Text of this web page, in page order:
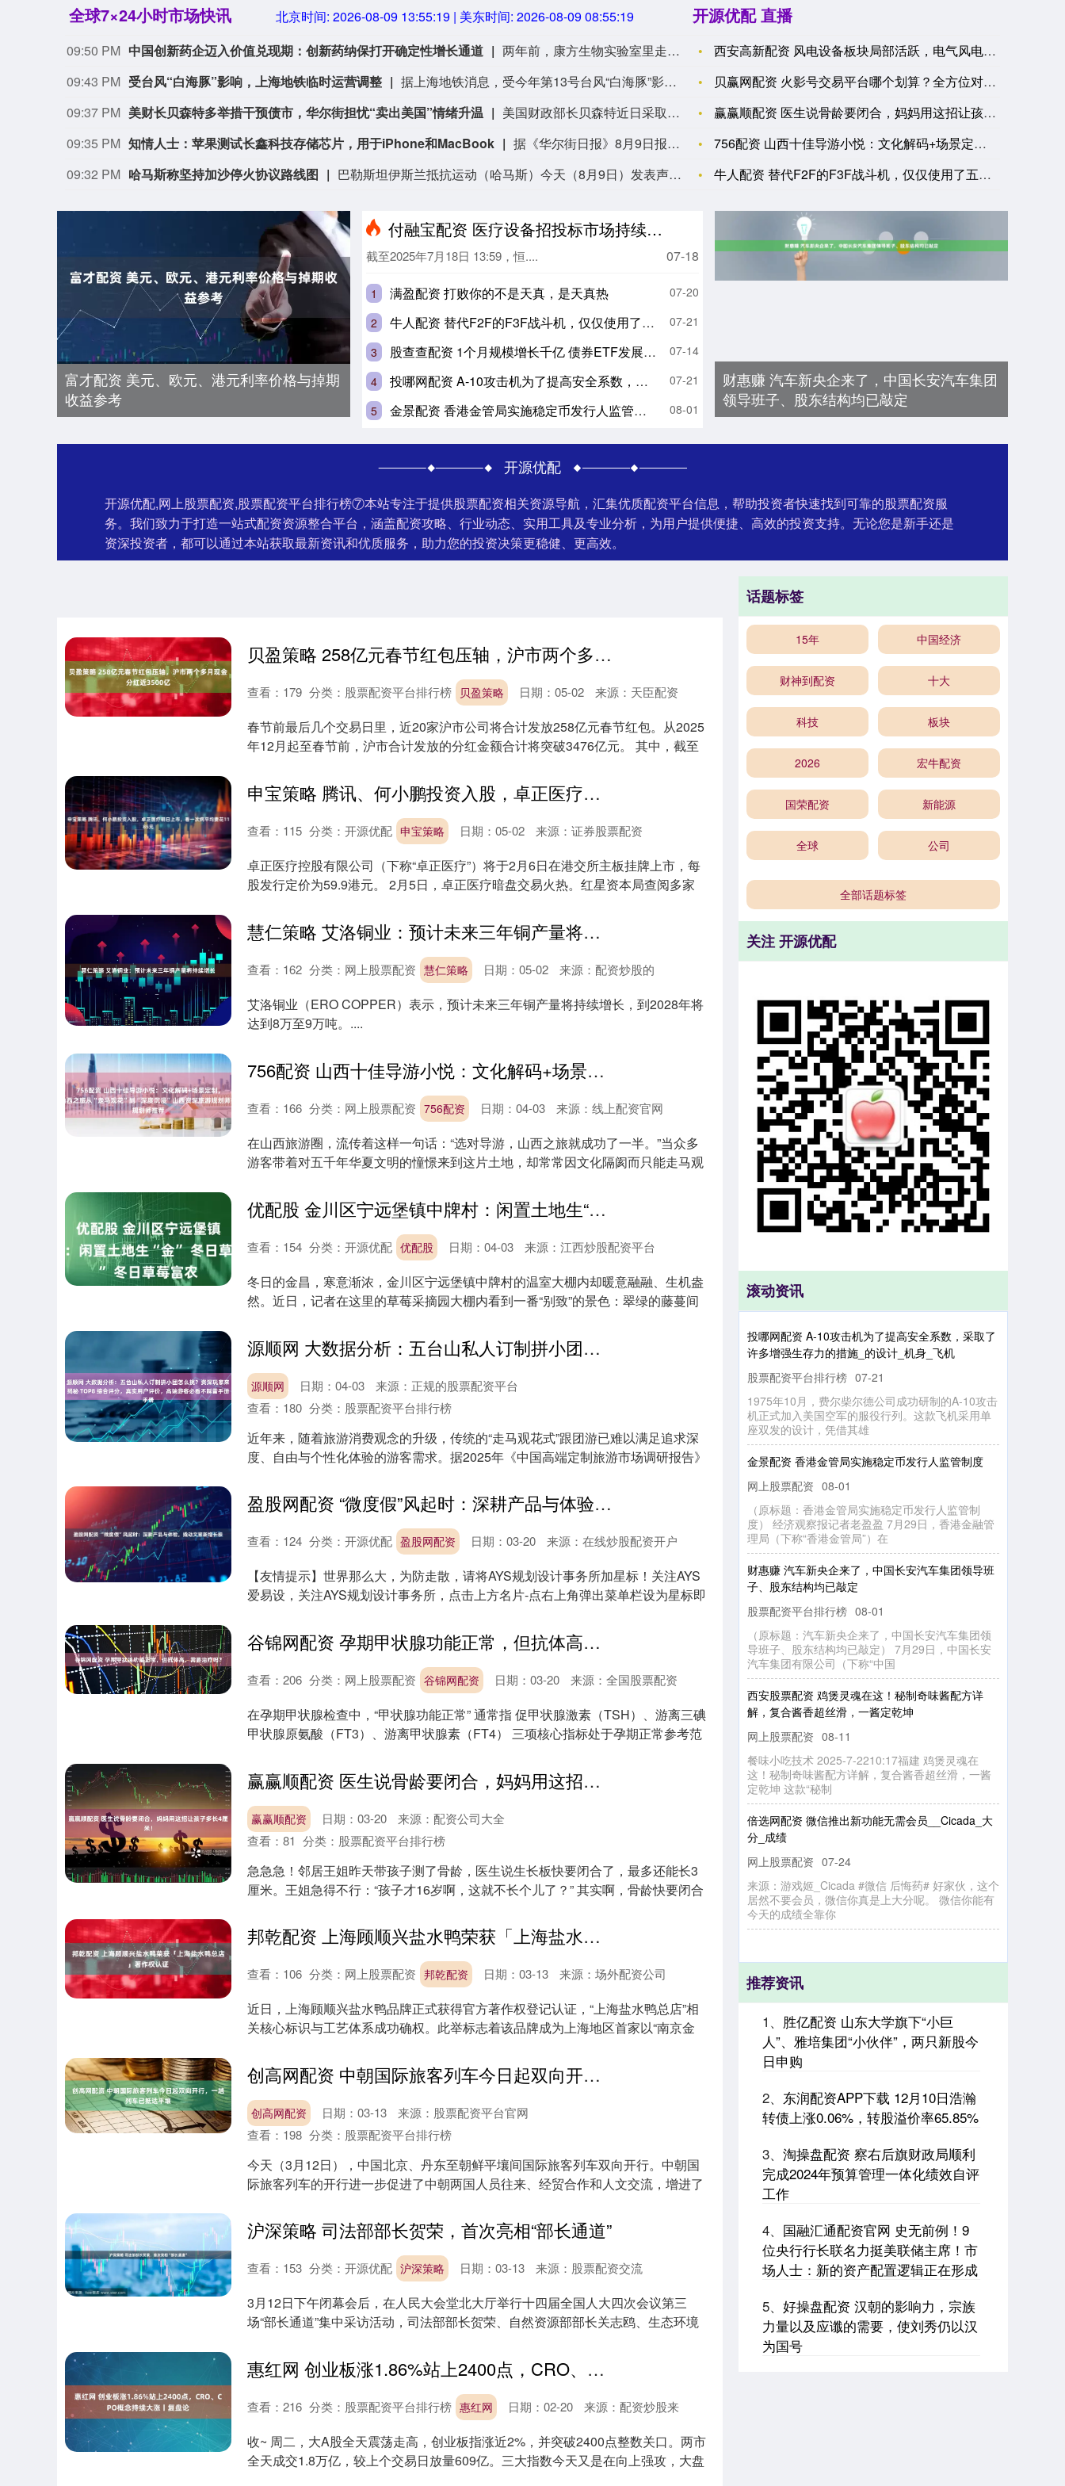
全球7×24小时市场快讯 北京时间: 2026-08-09 13:55:20 | 美东时间: 2026-08-09 08:55:20
09:50 PM 中国创新药企迈入价值兑现期：创新药纳保打开确定性增长通道
两年前，康方生物实验室里走出的依沃西单抗注射液（下称“依沃西”）在国际头对头Ⅲ期临床中击败全球原“药王”K药（帕博利珠单抗）。海外医药圈评论称，中国生物制药行业正在迎来“DeepSeek时刻”。 两年过去，依沃西的两款适应证已先后进入国家基本医保目录。在广东某县域，确诊肺癌晚期的张大爷年事已高，受不了频繁进城住院的折腾和高企的费用，也难耐传统含化疗方案的毒性。医保政策一落地，他选了依沃西这套“去化疗”一线方案，每疗程自费压到2000元上下。 从国际顶刊的学术认可，到一张普通患者的药费清单，这是本土创新药价值兑现的一个缩影。 近年来，创新药从获批到进入医保目录的周期已由原先的数年压缩至1年左右，约80%的创新药可在上市两年内纳入医保支付范围。一个正被反复验证的行业共识是：一旦国内创新药的支付瓶颈得以打通，产品便会进入销售放量期，并逐步转化为持续的营收增长。今年以来，多家头部创新药企已凭借自研管线实质兑现商业化收益。 但与此同时，“一个支付方”的博弈终究有边界，本土市场的规模天花板也客观存在。在借助医保解决本土患者可及性问题的同时，中国创新药企仍需在全球市场上寻找更高维度的价值兑现场。（一财）
09:43 PM 受台风“白海豚”影响，上海地铁临时运营调整
据上海地铁消息，受今年第13号台风“白海豚”影响，为确保轨道交通运营安全，8月10日运营开始起：3号线、5号线、16号线、浦江线全线停运，1、2、6、10号线缩线运行。
09:37 PM 美财长贝森特多举措干预债市，华尔街担忧“卖出美国”情绪升温
美国财政部长贝森特近日采取联合干预日元汇率、调整债券发行指导方针等一系列非常规举措，试图遏制美国长期国债收益率的飙升。然而，受财政赤字扩大、通胀高企及政策不确定性等多重因素影响，华尔街对美债市场的信心出现动尽管美国财政部动用多种工具试图压低借贷成本，但市场对其实际效果持谨慎态度。当前，受中东地缘冲突推高能源成本、美国政府年度预算赤字逼近2万亿美元等因素影响，30年期美国国债收益率已升至5%以上，创下2007年以来的最高水平。部分华尔街机构指出，贝森特与美联储在政策沟通上的不确定性构成了“双重打击”，导致投资者开始重新评估对美国核心资产的偏好。在此背景下，“卖出美国”交易策略在全球机构投资者中重新受到关注。该策略的核心是减持美股、美债和美元。分析人士警告，如果美国不能有效降低通胀预期并削减财政赤字，仅靠短期的外汇干预和债务期限调整难以从根本上扭转市场信心。随着全球资金开始重新定价美国资产，美元在未来12个月内可能面临进一步下行压力，美国债务市场的结构性挑战正日益凸显。摇，全球资本市场“卖出美国”的交易情绪再度升温。
09:35 PM 知情人士：苹果测试长鑫科技存储芯片，用于iPhone和MacBook
据《华尔街日报》8月9日报道，苹果公司正在其iPhone和MacBook等产品线中测试长鑫存储（CXMT）的存储芯片，以缓解因人工智能热潮引发的内存短缺问题。报道援引知情人士称，苹果公司已与中国最大的芯片制造商长鑫存储就零部件供应展开初步洽谈，目标是在中国销售的部分设备中使用这些芯片。此外，笔记本电脑制造商惠普（HP）和宏碁（Acer）已开始在销往美国以外市场的设备中使用长鑫存储的芯片，以缓解供应短缺。（中新经纬）
09:32 PM 哈马斯称坚持加沙停火协议路线图 巴勒斯坦伊斯兰抵抗运动（哈马斯）今天（8月9日）发表声明，宣布将坚持此前与相关斡旋方及“和平委员会”达成的共识，继续推进加沙地带停火协议第二阶段路线图。声明说，哈马斯重申将认真落实“十五点方案”中的各项共识，并主张为执行相关条款制定明确的时间表。声明表示，当前阶段的重中之重是确保加沙停火协议各阶段内容全面执行，从而实现全面停火、结束冲突。此外，还应完成以军撤出、口岸开放、人道援助物资运入、重建进程启动。 声明呼吁，相关斡旋方、担保方及“和平委员会”应承担各自责任，确保各方遵守已达成的共识，防止任何破坏停火协议或阻碍执行进程的行为。 声明强调，哈马斯将继续以积极和负责任的态度对待相关努力，以保护巴勒斯坦人民的权益，结束当地民众的苦难。（CCTV国际时讯）
开源优配 直播
西安高新配资 风电设备板块局部活跃，电气风电涨停
贝赢网配资 火影号交易平台哪个划算？全方位对比来了_账号_玩
赢赢顺配资 医生说骨龄要闭合，妈妈用这招让孩子多长4厘米！
756配资 山西十佳导游小悦：文化解码+场景定制，让山西之旅
牛人配资 替代F2F的F3F战斗机，仅仅使用了五年，就退出了
富才配资 美元、欧元、港元利率价格与掉期
收益参考
付融宝配资 医疗设备招投标市场持续回暖，行业景气度不断提升，恒生医疗ETF(513060)近1周涨幅位居可比基金首位
07-18
截至2025年7月18日 13:59，恒....
1 满盈配资 打败你的不是天真，是天真热
07-20
2
牛人配资 替代F2F的F3F战斗机，仅仅使用了五年，就退出了现役_美国海军_性能_飞行
07-21
3
股查查配资 1个月规模增长千亿 债券ETF发展进一步提速
07-14
4
投哪网配资 A-10攻击机为了提高安全系数，采取了许多增强生存力的措施_的设计_机身_飞机
07-21
5
金景配资 香港金管局实施稳定币发行人监管制度 08-01
财惠赚 汽车新央企来了，中国长安汽车集团
领导班子、股东结构均已敲定
开源优配
开源优配,网上股票配资,股票配资平台排行榜⑦本站专注于提供股票配资相关资源导航，汇集优质配资平台信息，帮助投资者快速找到可靠的股票配资服
务。我们致力于打造一站式配资资源整合平台，涵盖配资攻略、行业动态、实用工具及专业分析，为用户提供便捷、高效的投资支持。无论您是新手还是
资深投资者，都可以通过本站获取最新资讯和优质服务，助力您的投资决策更稳健、更高效。
贝盈策略 258亿元春节红包压轴，沪市两个多月现金分红近3500亿
贝盈策略 日期：05-02 来源：天臣配资
查看： 179 分类： 股票配资平台排行榜
春节前最后几个交易日里，近20家沪市公司将合计发放258亿元春节红包。从2025
年12月起至春节前，沪市合计发放的分红金额合计将突破3476亿元。 其中，截至
申宝策略 腾讯、何小鹏投资入股，卓正医疗明日上市，看一次病平均要花1185元
申宝策略 日期：05-02 来源：证券股票配资
查看： 115 分类： 开源优配
卓正医疗控股有限公司（下称“卓正医疗”）将于2月6日在港交所主板挂牌上市，每
股发行定价为59.9港元。 2月5日，卓正医疗暗盘交易火热。红星资本局查阅多家
慧仁策略 艾洛铜业：预计未来三年铜产量将持续增长
慧仁策略 日期：05-02 来源：配资炒股的
查看： 162 分类： 网上股票配资
艾洛铜业（ERO COPPER）表示，预计未来三年铜产量将持续增长，到2028年将
达到8万至9万吨。....
756配资 山西十佳导游小悦：文化解码+场景定制，让山西之旅从“走马观花”到“深度沉浸”山西资深旅游规划师推荐
756配资 日期：04-03 来源：线上配资官网
查看： 166 分类： 网上股票配资
在山西旅游圈，流传着这样一句话：“选对导游，山西之旅就成功了一半。”当众多
游客带着对五千年华夏文明的憧憬来到这片土地，却常常因文化隔阂而只能走马观
优配股 金川区宁远堡镇中牌村：闲置土地生“金” 冬日草莓富农
优配股 日期：04-03 来源：江西炒股配资平台
查看： 154 分类： 开源优配
冬日的金昌，寒意渐浓，金川区宁远堡镇中牌村的温室大棚内却暖意融融、生机盎
然。近日，记者在这里的草莓采摘园大棚内看到一番“别致”的景色：翠绿的藤蔓间
源顺网 大数据分析：五台山私人订制拼小团怎么挑？资深玩家来揭秘 TOP8 综合评分，真实用户评价，高端游客必看不踩雷手册
源顺网 日期：04-03
来源：正规的股票配资平台
查看： 180 分类： 股票配资平台排行榜
近年来，随着旅游消费观念的升级，传统的“走马观花式”跟团游已难以满足追求深
度、自由与个性化体验的游客需求。据2025年《中国高端定制旅游市场调研报告》
盈股网配资 “微度假”风起时：深耕产品与体验，撬动文旅新增长极
盈股网配资 日期：03-20 来源：在线炒股配资开户
查看： 124 分类： 开源优配
【友情提示】世界那么大，为防走散，请将AYS规划设计事务所加星标！关注AYS
爱易设，关注AYS规划设计事务所，点击上方名片-点右上角弹出菜单栏设为星标即
谷锦网配资 孕期甲状腺功能正常，但抗体高，需要治疗吗？
谷锦网配资 日期：03-20 来源：全国股票配资
查看： 206 分类： 网上股票配资
在孕期甲状腺检查中，“甲状腺功能正常” 通常指 促甲状腺激素（TSH）、游离三碘
甲状腺原氨酸（FT3）、游离甲状腺素（FT4） 三项核心指标处于孕期正常参考范
赢赢顺配资 医生说骨龄要闭合，妈妈用这招让孩子多长4厘米！
赢赢顺配资 日期：03-20
来源：配资公司大全
查看： 81 分类： 股票配资平台排行榜
急急急！邻居王姐昨天带孩子测了骨龄，医生说生长板快要闭合了，最多还能长3
厘米。王姐急得不行：“孩子才16岁啊，这就不长个儿了？” 其实啊，骨龄快要闭合
邦乾配资 上海顾顺兴盐水鸭荣获「上海盐水鸭总店」著作权认证
邦乾配资 日期：03-13 来源：场外配资公司
查看： 106 分类： 网上股票配资
近日，上海顾顺兴盐水鸭品牌正式获得官方著作权登记认证，“上海盐水鸭总店”相
关核心标识与工艺体系成功确权。此举标志着该品牌成为上海地区首家以“南京金
创高网配资 中朝国际旅客列车今日起双向开行，一趟列车已抵达平壤
创高网配资 日期：03-13
来源：股票配资平台官网
查看： 198 分类： 股票配资平台排行榜
今天（3月12日），中国北京、丹东至朝鲜平壤间国际旅客列车双向开行。中朝国
际旅客列车的开行进一步促进了中朝两国人员往来、经贸合作和人文交流，增进了
沪深策略 司法部部长贺荣，首次亮相“部长通道”
沪深策略 日期：03-13 来源：股票配资交流
查看： 153 分类： 开源优配
3月12日下午闭幕会后，在人民大会堂北大厅举行十四届全国人大四次会议第三
场“部长通道”集中采访活动，司法部部长贺荣、自然资源部部长关志鸥、生态环境
惠红网 创业板涨1.86%站上2400点，CRO、CPO概念持续大涨丨复盘论
惠红网 日期：02-20 来源：配资炒股来
查看： 216 分类： 股票配资平台排行榜
收~ 周二，大A股全天震荡走高，创业板指涨近2%，并突破2400点整数关口。两市
全天成交1.8万亿，较上个交易日放量609亿。三大指数今天又是在向上强攻，大盘
话题标签
15年 中国经济
财神到配资 十大
科技 板块
2026 宏牛配资
国荣配资 新能源
全球 公司
全部话题标签
关注 开源优配
滚动资讯
投
哪
网
配
资
A
-1
0
攻
击
机
为
了
提
高
安
全
系
数
，
采
取
了
许
多
增
强
生
存
力
的
措
施
_
的
设
计
_
机
身
_
飞
机
股票配资平台排行榜 07-21
1
9
7
5
年
1
0
月
，
费
尔
柴
尔
德
公
司
成
功
研
制
的
A
-1
0
攻
击
机
正
式
加
入
美
国
空
军
的
服
役
行
列
。
这
款
飞
机
采
用
单
座
双
发
的
设
计
，
凭
借
其
雄
金景配资 香港金管局实施稳定币发行人监管制度
网上股票配资08-01
（
原
标
题
：
香
港
金
管
局
实
施
稳
定
币
发
行
人
监
管
制
度
）
经
济
观
察
报
记
者
老
盈
盈
7
月
2
9
日
，
香
港
金
融
管
理
局
（
下
称
“香
港
金
管
局
”）
在
财
惠
赚
汽
车
新
央
企
来
了
，
中
国
长
安
汽
车
集
团
领
导
班
子
、
股
东
结
构
均
已
敲
定
股票配资平台排行榜 08-01
（
原
标
题
：
汽
车
新
央
企
来
了
，
中
国
长
安
汽
车
集
团
领
导
班
子
、
股
东
结
构
均
已
敲
定
）
7
月
2
9
日
，
中
国
长
安
汽
车
集
团
有
限
公
司
（
下
称
“中
国
西
安
股
票
配
资
鸡
煲
灵
魂
在
这
！
秘
制
奇
味
酱
配
方
详
解
，
复
合
酱
香
超
丝
滑
，
一
酱
定
乾
坤
网上股票配资08-11
餐
味
小
吃
技
术
2
0
2
5
-7
-2
2
1
0
:1
7
福
建
鸡
煲
灵
魂
在
这
！
秘
制
奇
味
酱
配
方
详
解
，
复
合
酱
香
超
丝
滑
，
一
酱
定
乾
坤
这
款
“秘
制
倍
选
网
配
资
微
信
推
出
新
功
能
无
需
会
员
_
_
C
ic
a
d
a
_
大
分
_
成
绩
网上股票配资
来
源
：
游
戏
姬
_
C
ic
a
d
a
#
微
信
后
悔
药
#
好
家
伙
，
这
个
居
然
不
要
会
员
，
微
信
你
真
是
上
大
分
呢
。
微
信
你
能
有
今
天
的
成
绩
全
靠
你
推荐资讯
1、 胜亿配资 山东大学旗下“小巨
人”、雅培集团“小伙伴”，两只新股今
日申购
2、 东润配资APP下载 12月10日浩瀚
转债上涨0.06%，转股溢价率65.85%
3、 淘操盘配资 察右后旗财政局顺利
完成2024年预算管理一体化绩效自评
工作
4、 国融汇通配资官网 史无前例！9
位央行行长联名力挺美联储主席！市
场人士：新的资产配置逻辑正在形成
5、 好操盘配资 汉朝的影响力，宗族
力量以及应谶的需要，使刘秀仍以汉
为国号